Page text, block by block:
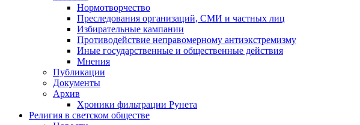
Нормотворчество
Преследования организаций, СМИ и частных лиц
Избирательные кампании
Противодействие неправомерному антиэкстремизму
Иные государственные и общественные действия
Мнения
Публикации
Документы
Архив
Хроники фильтрации Рунета
Религия в светском обществе